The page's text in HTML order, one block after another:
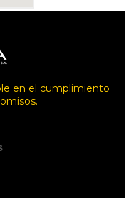
en el cumplimiento